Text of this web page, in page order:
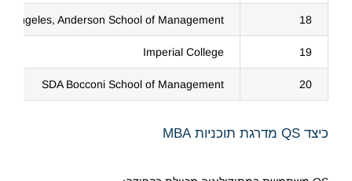
18
Angeles, Anderson School of Management
19
Imperial College
20
SDA Bocconi School of Management
כיצד QS מדרגת תוכניות MBA